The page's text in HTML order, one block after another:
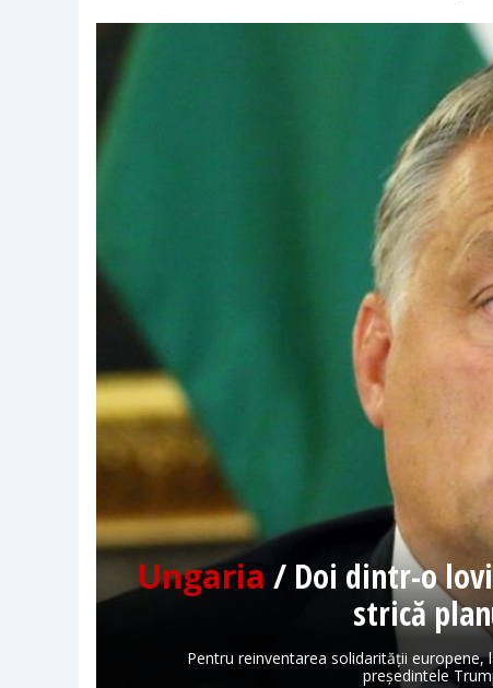
Ungaria / Doi dintr-o
strică
Pentru reinventarea solidarității
președintele